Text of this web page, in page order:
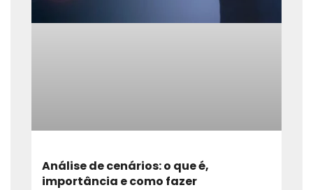
Análise de cenários: o que é,
importância e como fazer